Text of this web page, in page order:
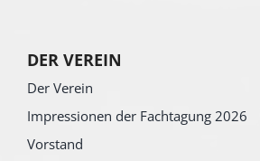
DER VEREIN
Der Verein
Impressionen der Fachtagung 2026
Vorstand